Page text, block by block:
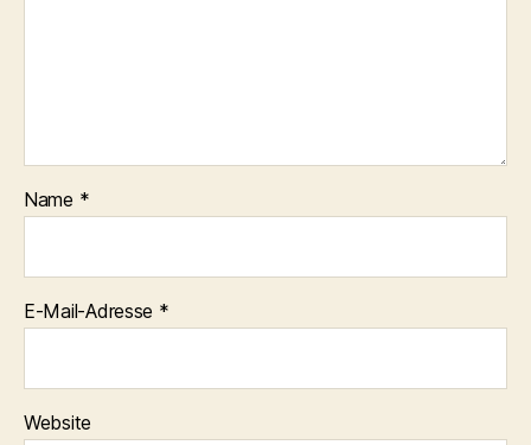
Name *
E-Mail-Adresse *
Website